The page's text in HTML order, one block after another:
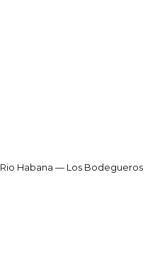
Rio Habana — Los Bodegueros